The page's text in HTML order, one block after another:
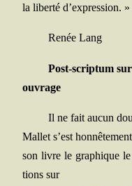
la liber­té d’expression. »
Renée Lang
Post-scrip­tum
ouvrage
Il ne fait aucun
Mal­let s’est
son livre le gra­phique
tions sur